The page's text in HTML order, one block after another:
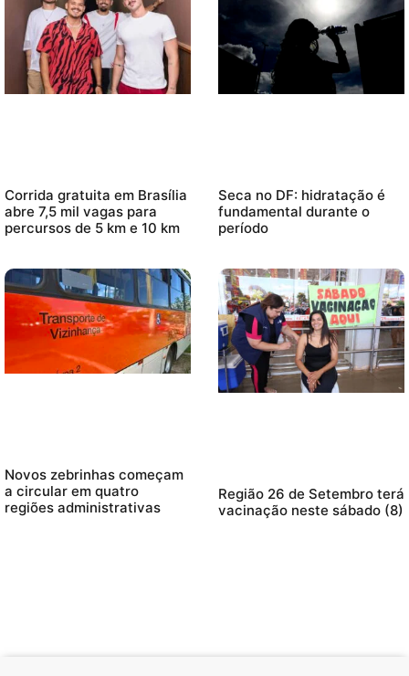
Corrida gratuita em Brasília
abre 7,5 mil vagas para
percursos de 5 km e 10 km
Seca no DF: hidratação é
fundamental durante o
período
Novos zebrinhas começam
a circular em quatro
regiões administrativas
Região 26 de Setembro terá
vacinação neste sábado (8)